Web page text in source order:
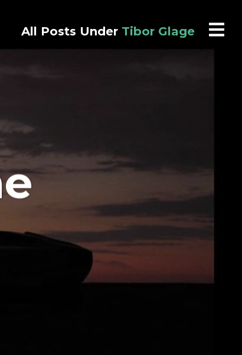
All Posts Under Tibor Glage